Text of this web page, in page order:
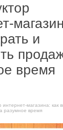
и
время
интернет‑магазина: как
разумное время